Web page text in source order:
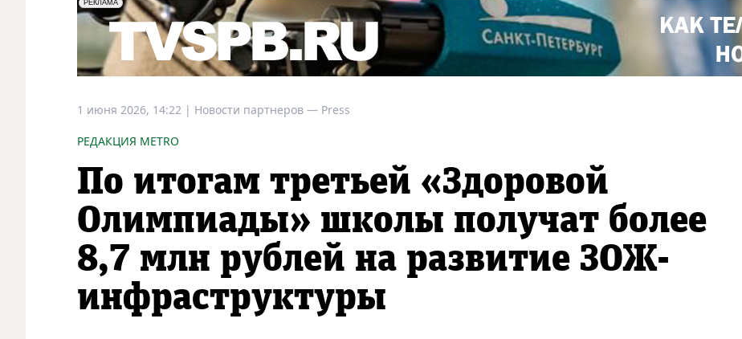
erid: LdtCK5Efv
РЕКЛАМА
АО "ГАТР", ИНН: 7841320717
1 июня 2026, 14:22 | Новости партнеров — Press
РЕДАКЦИЯ METRO
По итогам третьей «Здоровой
Олимпиады» школы получат более
8,7 млн рублей на развитие ЗОЖ-
инфраструктуры